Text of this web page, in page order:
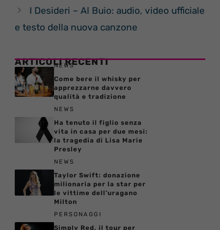
I Desideri – Al Buio: audio, video ufficiale
e testo della nuova canzone
ARTICOLI RECENTI
NEWS
Come bere il whisky per
apprezzarne davvero
qualità e tradizione
NEWS
Ha tenuto il figlio senza
vita in casa per due mesi:
la tragedia di Lisa Marie
Presley
NEWS
Taylor Swift: donazione
milionaria per la star per
le vittime dell’uragano
Milton
PERSONAGGI
Simply Red, il tour per